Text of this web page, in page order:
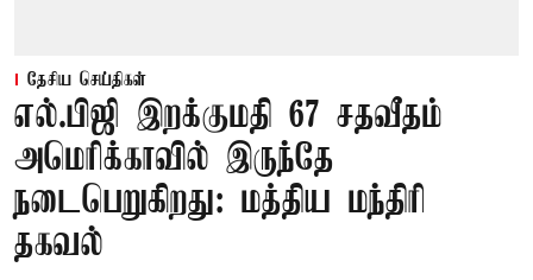
தேசிய செய்திகள்
எல்.பிஜி இறக்குமதி 67 சதவீதம்
அமெரிக்காவில் இருந்தே
நடைபெறுகிறது: மத்திய மந்திரி
தகவல்